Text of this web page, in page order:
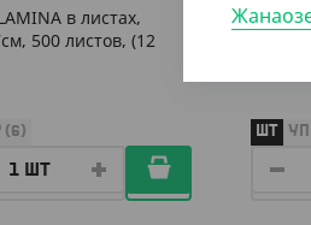
в листах,
500 листов, (12
(6) ШТ УП